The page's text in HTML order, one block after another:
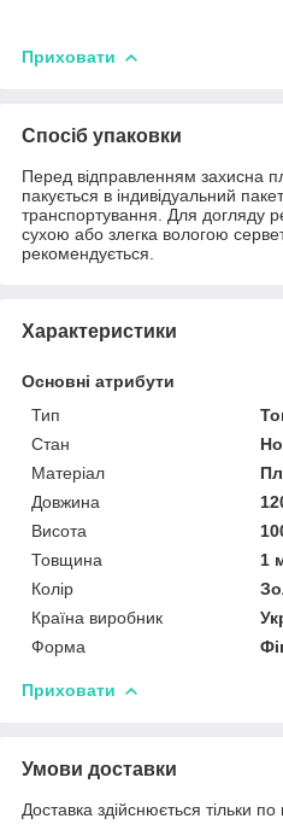
Приховати
Спосіб упаковки
Перед відправленням захисна
пакується в індивідуальний
транспортування. Для догляду
сухою або злегка вологою
рекомендується.
Характеристики
Основні атрибути
Тип
Стан
Матеріал
Довжина
Висота
Товщина
1
Колір
Країна виробник
Форма
Приховати
Умови доставки
Доставка здійснюється тільки по